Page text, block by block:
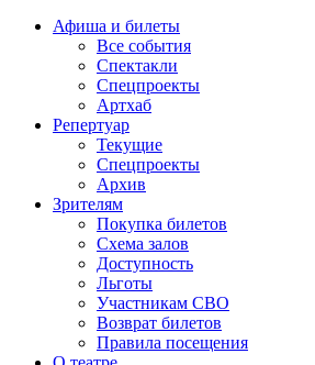
Афиша и билеты
Все события
Спектакли
Спецпроекты
Артхаб
Репертуар
Текущие
Спецпроекты
Архив
Зрителям
Покупка билетов
Схема залов
Доступность
Льготы
Участникам СВО
Возврат билетов
Правила посещения